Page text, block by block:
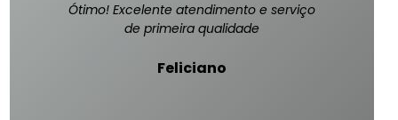
Ótimo! Excelente atendimento e serviço
de primeira qualidade
Feliciano